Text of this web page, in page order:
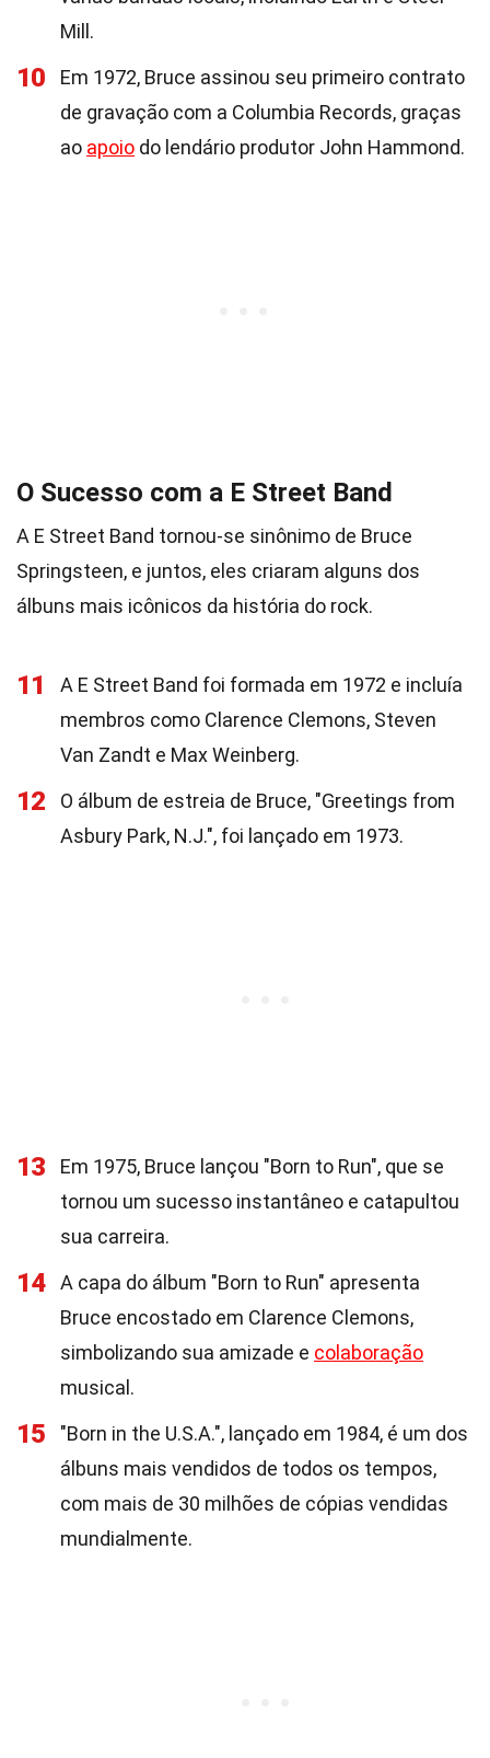
Mill.
10
Em 1972, Bruce assinou seu primeiro contrato
de gravação com a Columbia Records, graças
ao apoio do lendário produtor John Hammond.
O Sucesso com a E Street Band
A E Street Band tornou-se sinônimo de Bruce
Springsteen, e juntos, eles criaram alguns dos
álbuns mais icônicos da história do rock.
11
A E Street Band foi formada em 1972 e incluía
membros como Clarence Clemons, Steven
Van Zandt e Max Weinberg.
12
O álbum de estreia de Bruce, "Greetings from
Asbury Park, N.J.", foi lançado em 1973.
13
Em 1975, Bruce lançou "Born to Run", que se
tornou um sucesso instantâneo e catapultou
sua carreira.
14
A capa do álbum "Born to Run" apresenta
Bruce encostado em Clarence Clemons,
simbolizando sua amizade e colaboração
musical.
15
"Born in the U.S.A.", lançado em 1984, é um dos
álbuns mais vendidos de todos os tempos,
com mais de 30 milhões de cópias vendidas
mundialmente.